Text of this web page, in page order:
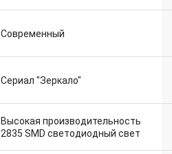
Современный
Сериал "Зеркало"
Высокая производительность
2835 SMD светодиодный свет